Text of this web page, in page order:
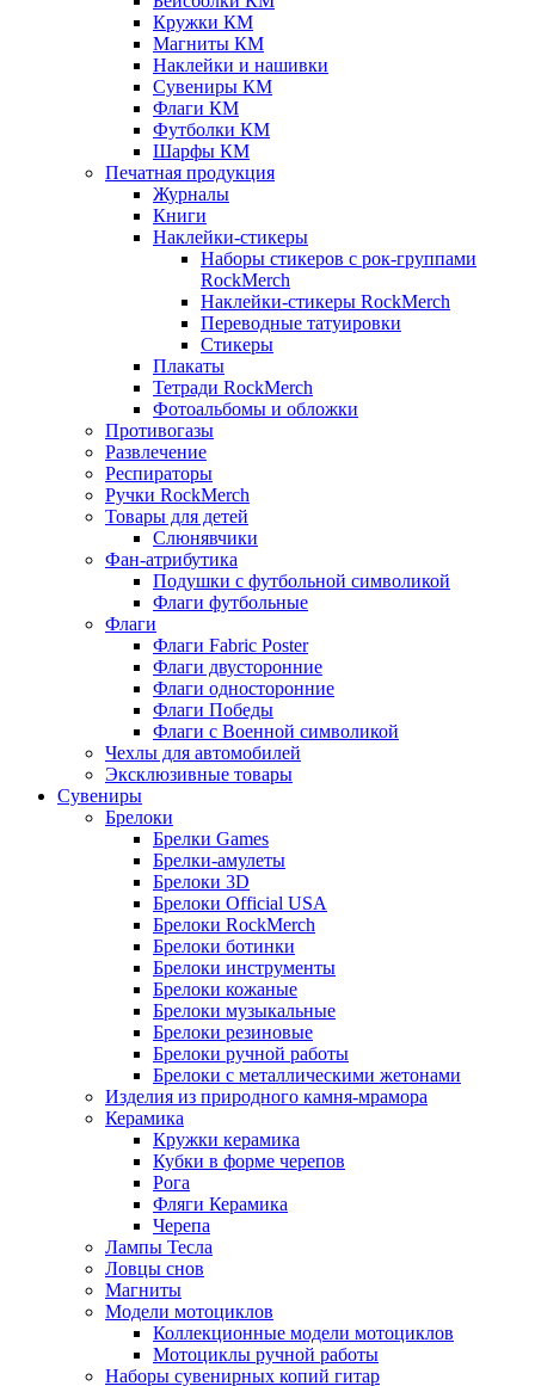
Кружки КМ
Магниты КМ
Наклейки и нашивки
Сувениры КМ
Флаги КМ
Футболки КМ
Шарфы КМ
Печатная продукция
Журналы
Книги
Наклейки-стикеры
Наборы стикеров с рок-группами
RockMerch
Наклейки-стикеры RockMerch
Переводные татуировки
Стикеры
Плакаты
Тетради RockMerch
Фотоальбомы и обложки
Противогазы
Развлечение
Респираторы
Ручки RockMerch
Товары для детей
Слюнявчики
Фан-атрибутика
Подушки с футбольной символикой
Флаги футбольные
Флаги
Флаги Fabric Poster
Флаги двусторонние
Флаги односторонние
Флаги Победы
Флаги с Военной символикой
Чехлы для автомобилей
Эксклюзивные товары
Сувениры
Брелоки
Брелки Games
Брелки-амулеты
Брелоки 3D
Брелоки Official USA
Брелоки RockMerch
Брелоки ботинки
Брелоки инструменты
Брелоки кожаные
Брелоки музыкальные
Брелоки резиновые
Брелоки ручной работы
Брелоки с металлическими жетонами
Изделия из природного камня-мрамора
Керамика
Кружки керамика
Кубки в форме черепов
Рога
Фляги Керамика
Черепа
Лампы Тесла
Ловцы снов
Магниты
Модели мотоциклов
Коллекционные модели мотоциклов
Мотоциклы ручной работы
Наборы сувенирных копий гитар